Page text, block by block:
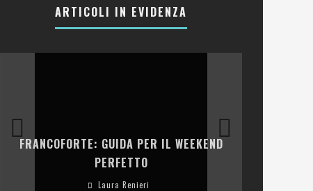
ARTICOLI IN EVIDENZA
FRANCOFORTE: GUIDA PER IL WEEKEND
PERFETTO
Laura Renieri